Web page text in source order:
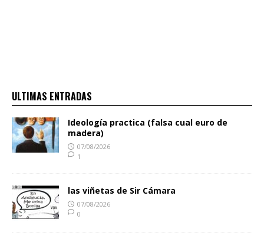
ULTIMAS ENTRADAS
Ideología practica (falsa cual euro de
madera)
07/08/2026
1
las viñetas de Sir Cámara
07/08/2026
0